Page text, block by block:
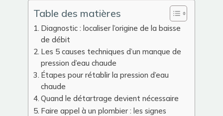
Table des matières
Diagnostic : localiser l’origine de la baisse
de débit
Les 5 causes techniques d’un manque de
pression d’eau chaude
Étapes pour rétablir la pression d’eau
chaude
Quand le détartrage devient nécessaire
Faire appel à un plombier : les signes